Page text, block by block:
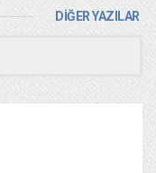
DİĞER YAZILAR